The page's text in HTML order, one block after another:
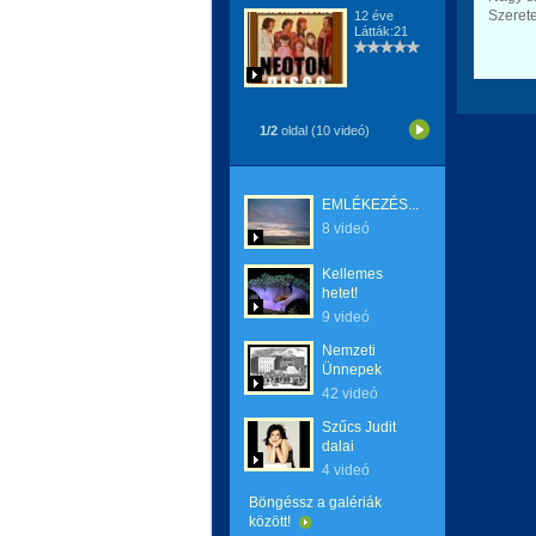
12 éve
Látták:21
1/2 oldal (10 videó)
EMLÉKEZÉS...
8 videó
Kellemes
hetet!
9 videó
Nemzeti
Ünnepek
42 videó
Szűcs Judit
dalai
4 videó
Böngéssz a galériák
között!